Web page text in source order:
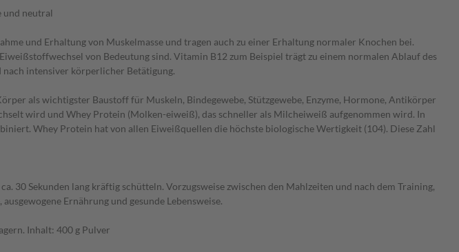
und neutral
und Erhaltung von Muskelmasse und tragen auch zu einer Erhaltung normaler Knochen bei.
von Bedeutung sind. Vitamin B12 zum Beispiel trägt zu einem normalen Ablauf des
intensiver körperlicher Betätigung.
als wichtigster Baustoff für Muskeln, Bindegewebe, Stützgewebe, Enzyme, Hormone, Antikörper
wird und Whey Protein (Molken-eiweiß), das schneller als Milcheiweiß aufgenommen wird. In
Whey Protein hat von allen Eiweißquellen die höchste biologische Wertigkeit (104). Diese Zahl
30 Sekunden lang kräftig schütteln. Vorzugsweise zwischen den Mahlzeiten und nach dem Training,
Ernährung und gesunde Lebensweise.
Inhalt: 400 g Pulver